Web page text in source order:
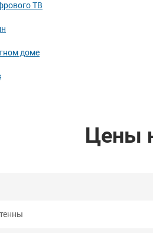
ТВ
доме
Цены